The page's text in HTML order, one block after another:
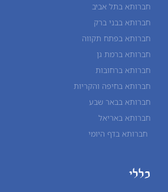
חברותא בתל אביב
חברותא בבני ברק
חברותא בפתח תקווה
חברותא ברמת גן
חברותא ברחובות
חברותא בחיפה והקריות
חברותא בבאר שבע
חברותא באריאל
חברותא בדף היומי
כללי